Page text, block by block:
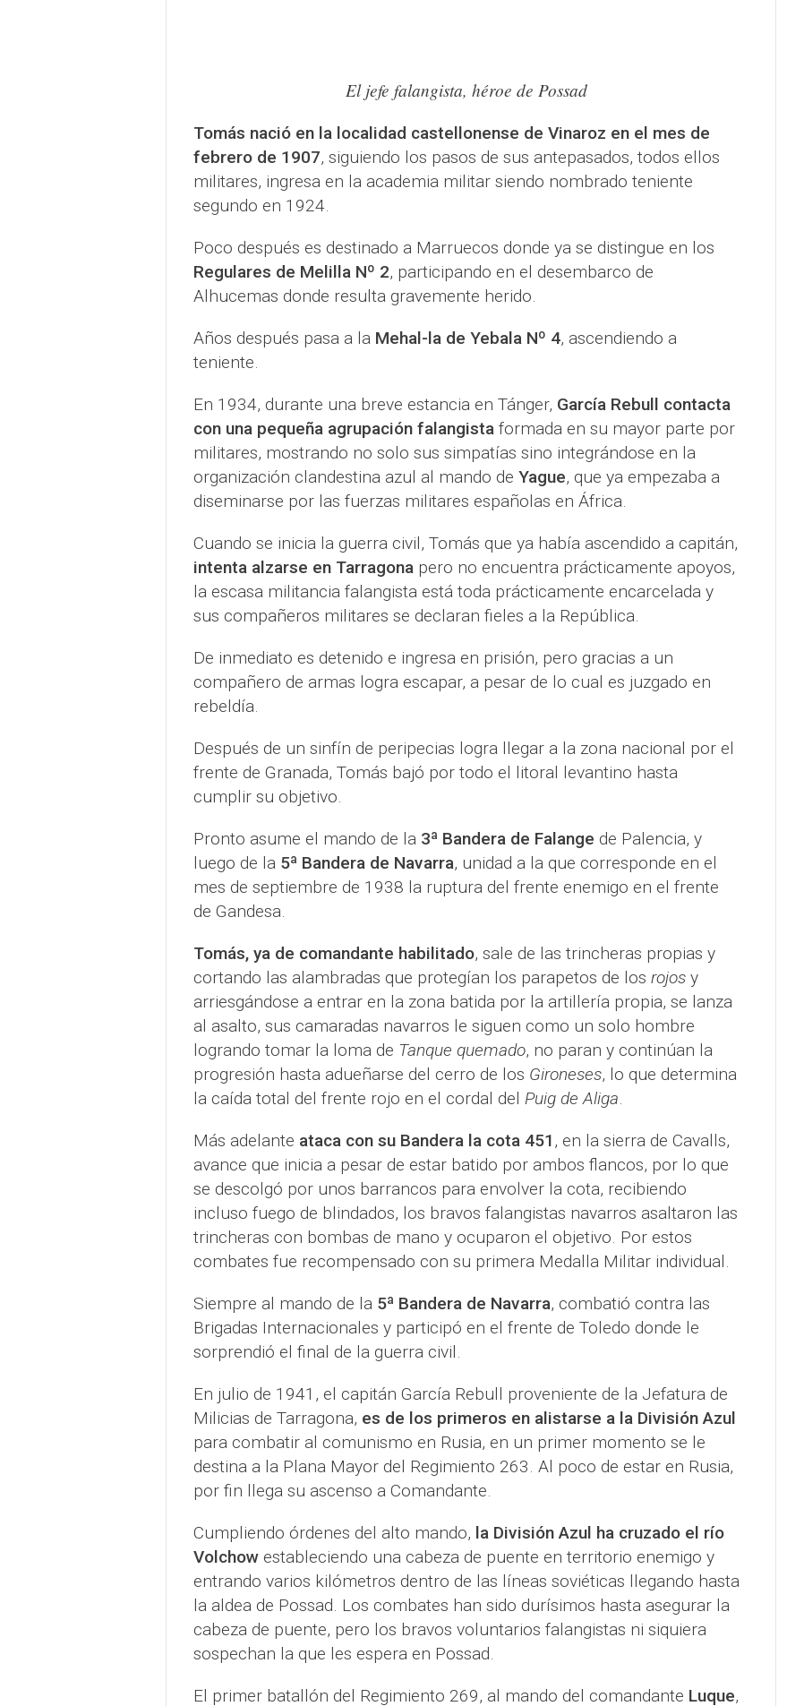
El jefe falangista, héroe de Possad
Tomás nació en la localidad castellonense de Vinaroz en el mes de
febrero de 1907, siguiendo los pasos de sus antepasados, todos ellos
militares, ingresa en la academia militar siendo nombrado teniente
segundo en 1924.
Poco después es destinado a Marruecos donde ya se distingue en los
Regulares de Melilla Nº 2, participando en el desembarco de
Alhucemas donde resulta gravemente herido.
Años después pasa a la Mehal-la de Yebala Nº 4, ascendiendo a
teniente.
En 1934, durante una breve estancia en Tánger, García Rebull contacta
con una pequeña agrupación falangistaformada en su mayor parte por
militares, mostrando no solo sus simpatías sino integrándose en la
organización clandestina azul al mando de Yague, que ya empezaba a
diseminarse por las fuerzas militares españolas en África.
Cuando se inicia la guerra civil, Tomás que ya había ascendido a capitán,
intenta alzarse en Tarragonapero no encuentra prácticamente apoyos,
la escasa militancia falangista está toda prácticamente encarcelada y
sus compañeros militares se declaran fieles a la República.
De inmediato es detenido e ingresa en prisión, pero gracias a un
compañero de armas logra escapar, a pesar de lo cual es juzgado en
rebeldía.
Después de un sinfín de peripecias logra llegar a la zona nacional por el
frente de Granada, Tomás bajó por todo el litoral levantino hasta
cumplir su objetivo.
Pronto asume el mando de la 3ª Bandera de Falange de Palencia, y
luego de la 5ª Bandera de Navarra, unidad a la que corresponde en el
mes de septiembre de 1938 la ruptura del frente enemigo en el frente
de Gandesa.
Tomás, ya de comandante habilitado, sale de las trincheras propias y
cortando las alambradas que protegían los parapetos de los rojosy
arriesgándose a entrar en la zona batida por la artillería propia, se lanza
al asalto, sus camaradas navarros le siguen como un solo hombre
logrando tomar la loma de Tanque quemado, no paran y continúan la
progresión hasta adueñarse del cerro de los Gironeses, lo que determina
la caída total del frente rojo en el cordal del Puig de Aliga.
Más adelante ataca con su Bandera la cota 451, en la sierra de Cavalls,
avance que inicia a pesar de estar batido por ambos flancos, por lo que
se descolgó por unos barrancos para envolver la cota, recibiendo
incluso fuego de blindados, los bravos falangistas navarros asaltaron las
trincheras con bombas de mano y ocuparon el objetivo. Por estos
combates fue recompensado con su primera Medalla Militar individual.
Siempre al mando de la 5ª Bandera de Navarra, combatió contra las
Brigadas Internacionales y participó en el frente de Toledo donde le
sorprendió el final de la guerra civil.
En julio de 1941, el capitán García Rebull proveniente de la Jefatura de
Milicias de Tarragona, es de los primeros en alistarse a la División Azul
para combatir al comunismo en Rusia, en un primer momento se le
destina a la Plana Mayor del Regimiento 263. Al poco de estar en Rusia,
por fin llega su ascenso a Comandante.
Cumpliendo órdenes del alto mando, la División Azul ha cruzado el río
Volchowestableciendo una cabeza de puente en territorio enemigo y
entrando varios kilómetros dentro de las líneas soviéticas llegando hasta
la aldea de Possad. Los combates han sido durísimos hasta asegurar la
cabeza de puente, pero los bravos voluntarios falangistas ni siquiera
sospechan la que les espera en Possad.
El primer batallón del Regimiento 269, al mando del comandante Luque,